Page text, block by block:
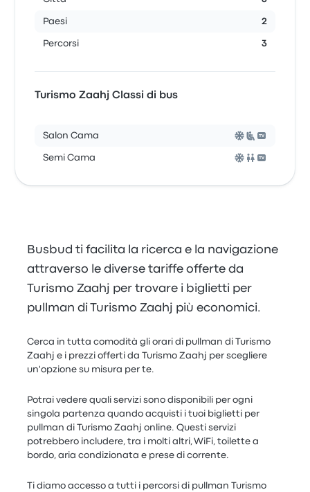
Paesi 2
Percorsi 3
Turismo Zaahj Classi di bus
Salon Cama
Semi Cama
Busbud ti facilita la ricerca e la navigazione
attraverso le diverse tariffe offerte da
Turismo Zaahj per trovare i biglietti per
pullman di Turismo Zaahj più economici.
Cerca in tutta comodità gli orari di pullman di Turismo
Zaahj e i prezzi offerti da Turismo Zaahj per scegliere
un'opzione su misura per te.
Potrai vedere quali servizi sono disponibili per ogni
singola partenza quando acquisti i tuoi biglietti per
pullman di Turismo Zaahj online. Questi servizi
potrebbero includere, tra i molti altri, WiFi, toilette a
bordo, aria condizionata e prese di corrente.
Ti diamo accesso a tutti i percorsi di pullman Turismo